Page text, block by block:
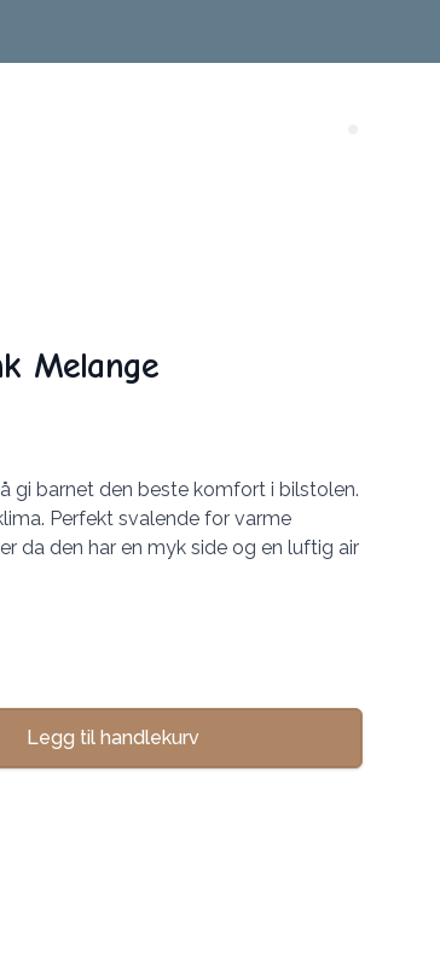
Melange
gi barnet den beste komfort i bilstolen.
Perfekt svalende for varme
da den har en myk side og en luftig air
Legg til handlekurv